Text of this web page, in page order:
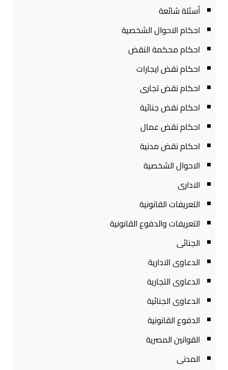
أسئلة شائعة
احكام الاحوال الشخصية
احكام محكمة النقض
احكام نقض ايجارات
احكام نقض تجارى
احكام نقض جنائية
احكام نقض عمال
احكام نقض مدنية
الاحوال الشخصية
الادارى
التعريفات القانونية
التعريفات والدفوع القانونية
الجنائى
الدعاوى الادارية
الدعاوى التجارية
الدعاوى الجنائية
الدفوع القانونية
القوانين المصرية
المدنى